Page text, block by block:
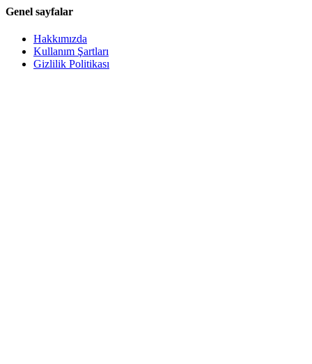
Genel sayfalar
Hakkımızda
Kullanım Şartları
Gizlilik Politikası